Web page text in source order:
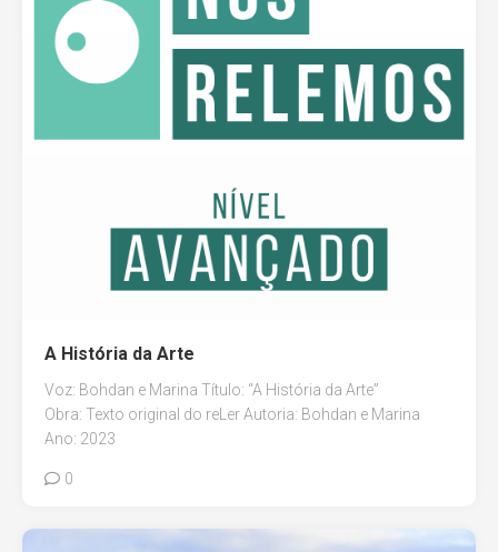
A História da Arte
Voz: Bohdan e Marina Título: “A História da Arte”
Obra: Texto original do reLer Autoria: Bohdan e Marina
Ano: 2023
0